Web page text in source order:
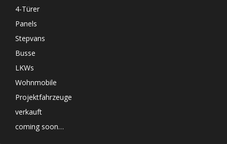
4-Türer
Panels
Stepvans
Busse
LKWs
Wohnmobile
Projektfahrzeuge
verkauft
coming soon…